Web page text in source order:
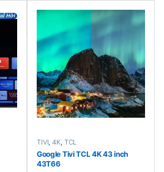
TIVI,4K, TCL
Google Tivi TCL 4K 43 inch
43T66